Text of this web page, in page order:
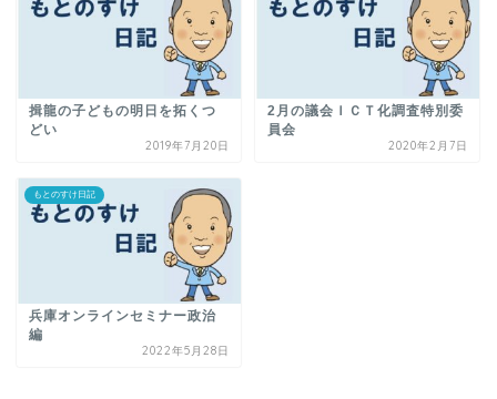
揖龍の子どもの明日を拓くつ
どい
2019年7月20日
2月の議会ＩＣＴ化調査特別委
員会
2020年2月7日
もとのすけ日記
兵庫オンラインセミナー政治
編
2022年5月28日